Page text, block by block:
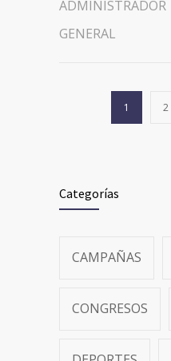
ADMINISTRADOR
GENERAL
1 2
Categorías
CAMPAÑAS
CONGRESOS